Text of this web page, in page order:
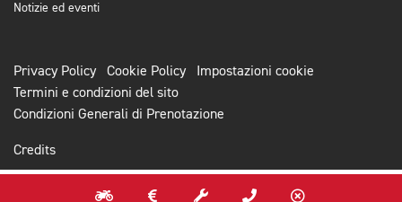
Notizie ed eventi
Privacy Policy Cookie Policy
Impostazioni cookie
Termini e condizioni del sito
Condizioni Generali di Prenotazione
Credits